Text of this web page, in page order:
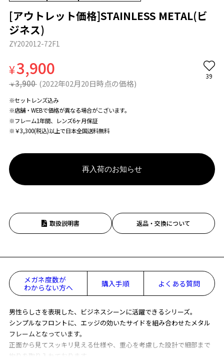
[アウトレット価格]STAINLESS METAL(ビ
ジネス)
ZY202012-72F1
¥3,900
¥ 3,900 (2022年02月20日時点の価格)
39
※セットレンズ込み
※店舗・WEBで価格が異なる場合がこざいます。
※フレーム1年間、レンズ6ヶ月保証
※￥3,300(税込)以上で日本全国送料無料
再入荷のお知らせ
取扱説明書 返品・交換について
メガネ度数が
わからない方へ
購入手順 よくある質問
男性らしさを表現した、ビジネスシーンに活躍できるシリーズ。
シンプルなフロントに、エッジの効いたサイドを組み合わせたメタル
フレームとなっています。
正面から見てスッキリ見える仕様や、重心を考慮した設計で細部まで
拘りを取り入れております。